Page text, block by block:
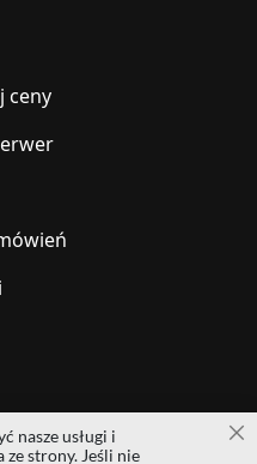
ceny
| All rights reserved
nasze usługi i
strony. Jeśli nie